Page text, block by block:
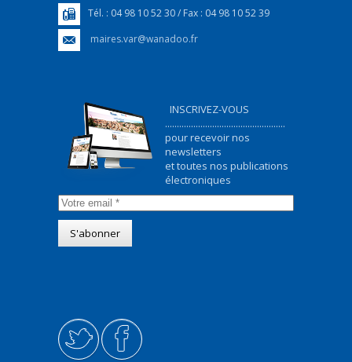
Tél. : 04 98 10 52 30 / Fax : 04 98 10 52 39
maires.var@wanadoo.fr
INSCRIVEZ-VOUS
...................................................
pour recevoir nos
newsletters
et toutes nos publications
électroniques